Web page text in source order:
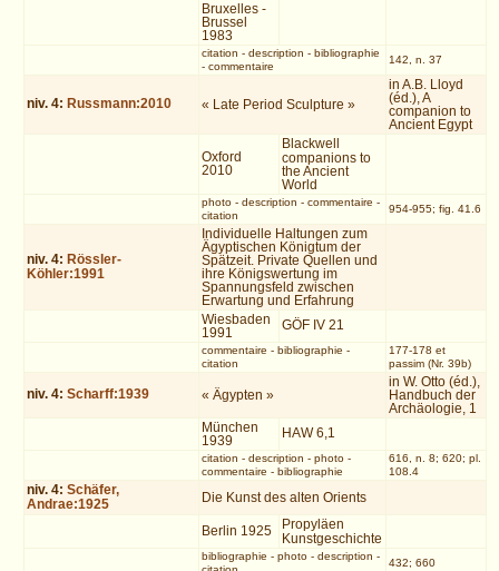
Bruxelles -
Brussel
1983
citation - description - bibliographie
- commentaire
142, n. 37
niv. 4: Russmann:2010 « Late Period Sculpture »
in A.B. Lloyd
(éd.), A
companion to
Ancient Egypt
Oxford
2010
Blackwell
companions to
the Ancient
World
photo- description - commentaire -
citation
954-955; fig. 41.6
niv. 4: Rössler-
Köhler:1991
Individuelle Haltungen zum
Ägyptischen Königtum der
Spätzeit. Private Quellen und
ihre Königswertung im
Spannungsfeld zwischen
Erwartung und Erfahrung
Wiesbaden
1991
GÖF IV 21
commentaire - bibliographie -
citation
177-178 et
passim (Nr. 39b)
niv. 4:Scharff:1939 « Ägypten »
in W. Otto (éd.),
Handbuch der
Archäologie, 1
München
1939
HAW 6,1
citation - description - photo-
commentaire - bibliographie
616, n. 8; 620; pl.
108.4
niv. 4:Schäfer,
Andrae:1925
Die Kunst des alten Orients
Berlin 1925
Propyläen
Kunstgeschichte
bibliographie - photo- description -
432; 660